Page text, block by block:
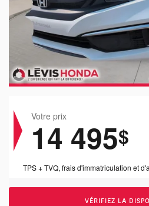
Votre prix
14 495$
TPS + TVQ, frais d'immatriculation et
VÉRIFIEZ LA